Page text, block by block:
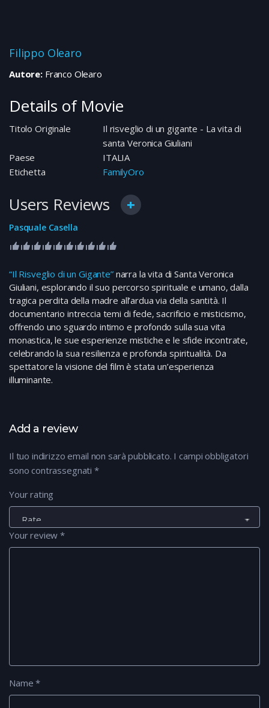
Filippo Olearo
Autore:Franco Olearo
Details of Movie
Titolo Originale
Il risveglio di un gigante - La vita di
santa Veronica Giuliani
Paese
ITALIA
Etichetta
FamilyOro
Add a review
Il tuo indirizzo email non sarà pubblicato. I campi obbligatori
sono contrassegnati *
Your rating
Your review*
Name*
Users Reviews
Pasquale Casella
“Il Risveglio di un Gigante”narra la vita di Santa Veronica
Giuliani, esplorando il suo percorso spirituale e umano, dalla
tragica perdita della madre all’ardua via della santità. Il
documentario intreccia temi di fede, sacrificio e misticismo,
offrendo uno sguardo intimo e profondo sulla sua vita
monastica, le sue esperienze mistiche e le sfide incontrate,
celebrando la sua resilienza e profonda spiritualità. Da
spettatore la visione del film è stata un’esperienza
illuminante.